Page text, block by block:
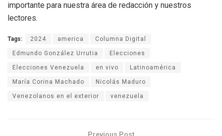
importante para nuestra área de redacción y nuestros
lectores.
Tags: 2024 america Columna Digital
Edmundo González Urrutia Elecciones
Elecciones Venezuela en vivo Latinoamérica
María Corina Machado Nicolás Maduro
Venezolanos en el exterior venezuela